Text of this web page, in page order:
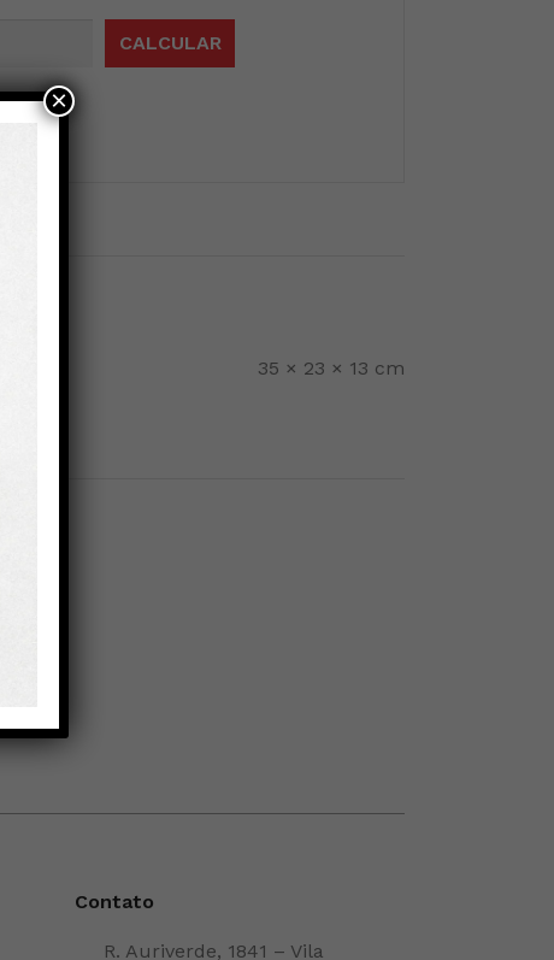
35 × 23 × 13 cm
Contato
R. Auriverde, 1841 – Vila
×